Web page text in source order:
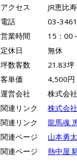
アクセス
JR恵比
電話
03-
営業時間
15：00
定休日
無休
坪数客数
21.83
客単価
4,500円
運営会社
株式会
関連リンク
株式会
関連リンク
龍馬魂
関連ページ
山本勇
関連ページ
熱中屋